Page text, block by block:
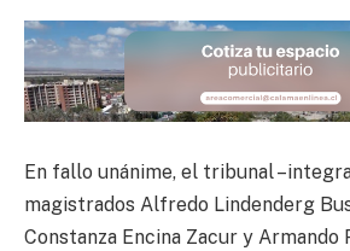
En fallo unánime, el tribunal
magistrados Alfredo Lindenderg
Constanza Encina Zacur y Armando